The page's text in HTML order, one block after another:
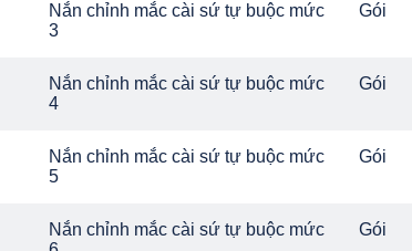
Nắn chỉnh mắc cài sứ tự buộc mức
3
Gói
Nắn chỉnh mắc cài sứ tự buộc mức
4
Gói
Nắn chỉnh mắc cài sứ tự buộc mức
5
Gói
Nắn chỉnh mắc cài sứ tự buộc mức
Gói